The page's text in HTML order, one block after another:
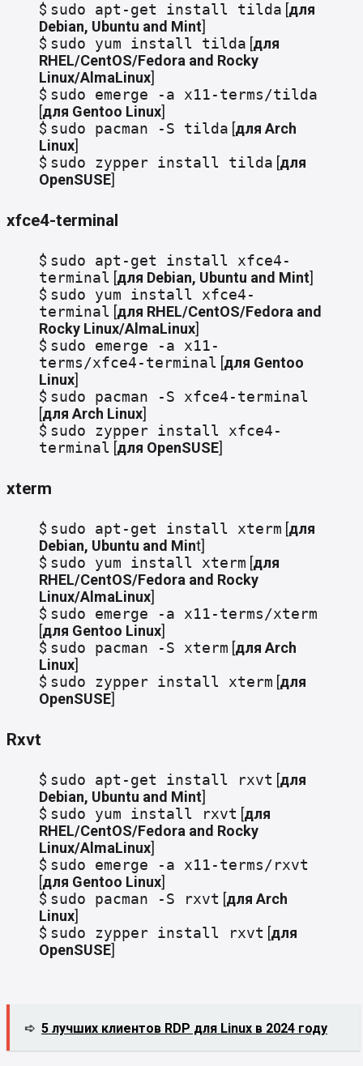
$ sudo apt-get install tilda [для
Debian, Ubuntu and Mint]
$ sudo yum install tilda [для
RHEL/CentOS/Fedora and Rocky
Linux/AlmaLinux]
$ sudo emerge -a x11-terms/tilda
[для Gentoo Linux]
$ sudo pacman -S tilda [для Arch
Linux]
$ sudo zypper install tilda [для
OpenSUSE]
xfce4-terminal
$ sudo apt-get install xfce4-
terminal [для Debian, Ubuntu and Mint]
$ sudo yum install xfce4-
terminal [для RHEL/CentOS/Fedora and
Rocky Linux/AlmaLinux]
$ sudo emerge -a x11-
terms/xfce4-terminal [для Gentoo
Linux]
$ sudo pacman -S xfce4-terminal
[для Arch Linux]
$ sudo zypper install xfce4-
terminal [для OpenSUSE]
xterm
$ sudo apt-get install xterm [для
Debian, Ubuntu and Mint]
$ sudo yum install xterm [для
RHEL/CentOS/Fedora and Rocky
Linux/AlmaLinux]
$ sudo emerge -a x11-terms/xterm
[для Gentoo Linux]
$ sudo pacman -S xterm [для Arch
Linux]
$ sudo zypper install xterm [для
OpenSUSE]
Rxvt
$ sudo apt-get install rxvt [для
Debian, Ubuntu and Mint]
$ sudo yum install rxvt [для
RHEL/CentOS/Fedora and Rocky
Linux/AlmaLinux]
$ sudo emerge -a x11-terms/rxvt
[для Gentoo Linux]
$ sudo pacman -S rxvt [для Arch
Linux]
$ sudo zypper install rxvt [для
OpenSUSE]
➪ 5 лучших клиентов RDP для Linux в 2024 году